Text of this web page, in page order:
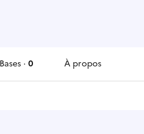
Bases · 0
À propos